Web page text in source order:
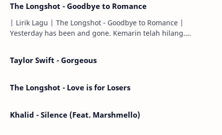
The Longshot - Goodbye to Romance
| Lirik Lagu | The Longshot - Goodbye to Romance |
Yesterday has been and gone. Kemarin telah hilang.
Taylor Swift - Gorgeous
The Longshot - Love is for Losers
Khalid - Silence (Feat. Marshmello)